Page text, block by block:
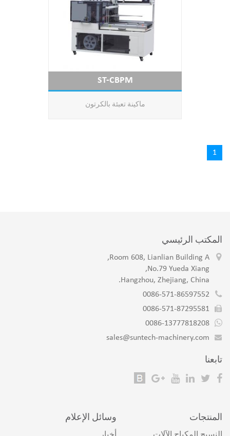
ST-CBPM
ماكينة تعبئة بالكرتون
1
المكتب الرئيسي
Room 608, Lianlian Building A,
No.79 Yueda Xiang,
Hangzhou, Zhejiang, China.
0086-571-86597552
0086-571-87295581
0086-13777818208
sales@suntech-machinery.com
تابعنا
المنتجات وسائل الإعلام